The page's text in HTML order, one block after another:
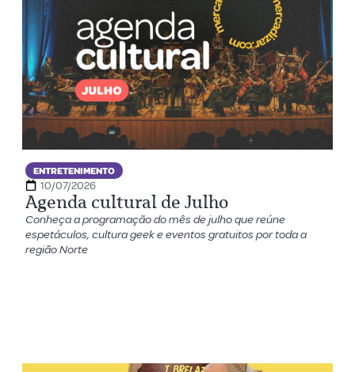
ENTRETENIMENTO
10/07/2026
Agenda cultural de Julho
Conheça a programação do mês de julho que reúne
espetáculos, cultura geek e eventos gratuitos por toda a
região Norte